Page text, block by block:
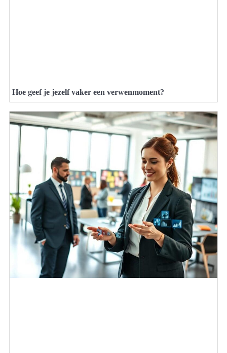
Hoe geef je jezelf vaker een verwenmoment?